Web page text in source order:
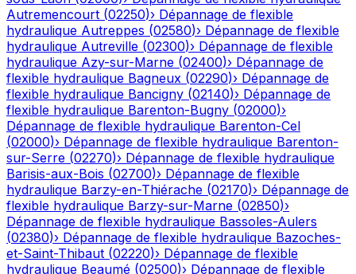
Autremencourt (02250)› Dépannage de flexible
hydraulique Autreppes (02580)› Dépannage de flexible
hydraulique Autreville (02300)› Dépannage de flexible
hydraulique Azy-sur-Marne (02400)› Dépannage de
flexible hydraulique Bagneux (02290)› Dépannage de
flexible hydraulique Bancigny (02140)› Dépannage de
flexible hydraulique Barenton-Bugny (02000)›
Dépannage de flexible hydraulique Barenton-Cel
(02000)› Dépannage de flexible hydraulique Barenton-
sur-Serre (02270)› Dépannage de flexible hydraulique
Barisis-aux-Bois (02700)› Dépannage de flexible
hydraulique Barzy-en-Thiérache (02170)› Dépannage de
flexible hydraulique Barzy-sur-Marne (02850)›
Dépannage de flexible hydraulique Bassoles-Aulers
(02380)› Dépannage de flexible hydraulique Bazoches-
et-Saint-Thibaut (02220)› Dépannage de flexible
hydraulique Beaumé (02500)› Dépannage de flexible